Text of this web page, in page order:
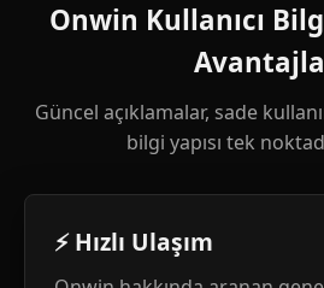
Onwin Kullanıcı
Güncel açıklamalar, sade
bilgi yapısı tek
⚡ Hızlı Ulaşım